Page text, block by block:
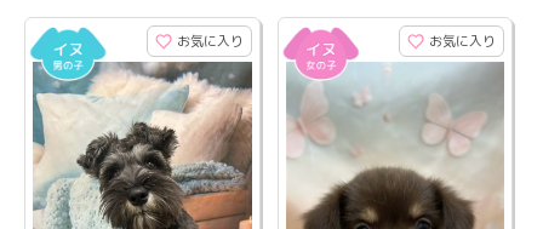
お気に入り お気に入り